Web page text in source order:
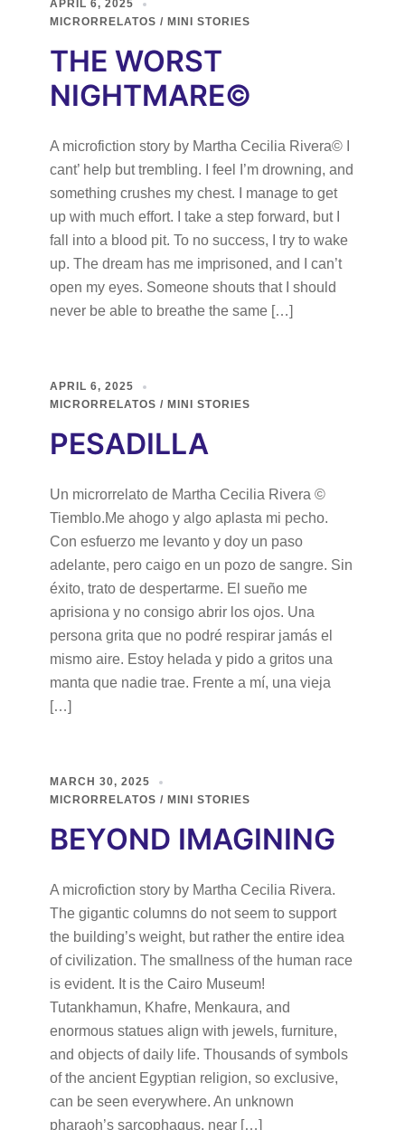
APRIL 6, 2025
MICRORRELATOS / MINI STORIES
THE WORST
NIGHTMARE©
A microfiction story by Martha Cecilia Rivera© I
cant’ help but trembling. I feel I’m drowning, and
something crushes my chest. I manage to get
up with much effort. I take a step forward, but I
fall into a blood pit. To no success, I try to wake
up. The dream has me imprisoned, and I can’t
open my eyes. Someone shouts that I should
never be able to breathe the same […]
APRIL 6, 2025
MICRORRELATOS / MINI STORIES
PESADILLA
Un microrrelato de Martha Cecilia Rivera ©
Tiemblo.Me ahogo y algo aplasta mi pecho.
Con esfuerzo me levanto y doy un paso
adelante, pero caigo en un pozo de sangre. Sin
éxito, trato de despertarme. El sueño me
aprisiona y no consigo abrir los ojos. Una
persona grita que no podré respirar jamás el
mismo aire. Estoy helada y pido a gritos una
manta que nadie trae. Frente a mí, una vieja
[…]
MARCH 30, 2025
MICRORRELATOS / MINI STORIES
BEYOND IMAGINING
A microfiction story by Martha Cecilia Rivera.
The gigantic columns do not seem to support
the building’s weight, but rather the entire idea
of civilization. The smallness of the human race
is evident. It is the Cairo Museum!
Tutankhamun, Khafre, Menkaura, and
enormous statues align with jewels, furniture,
and objects of daily life. Thousands of symbols
of the ancient Egyptian religion, so exclusive,
can be seen everywhere. An unknown
pharaoh’s sarcophagus, near […]